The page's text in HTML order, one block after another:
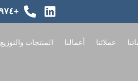
+٩٧٤ ٤٤٥٥٤٧٠٦
عملائنا أعمالنا المنتجات والتوزيع